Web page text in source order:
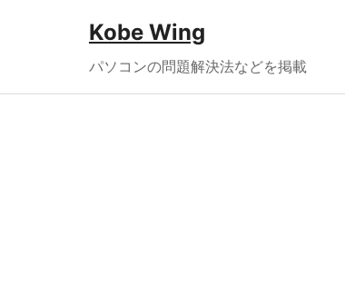
Kobe Wing
パソコンの問題解決法などを掲載